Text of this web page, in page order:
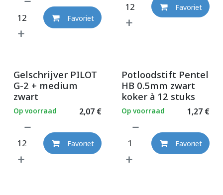
Favoriet
Favoriet
Gelschrijver PILOT
G-2 + medium
zwart
2,07€
Op voorraad
Favoriet
Potloodstift Pentel
HB 0.5mm zwart
koker à 12 stuks
1,27€
Op voorraad
Favoriet